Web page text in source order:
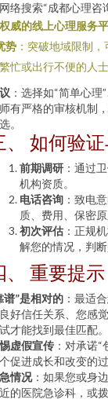
络搜索“成都心理咨
威的线上心理服务
势 ：突破地域限制
忙或出行不便的人士
：选择如“简单心
有严格的审核机制
。
、 如何验
前期调研 ：通过
机构资质。
电话咨询 ：致电
质、费用、保密
初次评估 ：正规
解您的情况，判
、 重要提示
谱”是相对的 ：最适
好信任关系、您感
才能找到最佳匹配。
虚假宣传 ：对承诺
促进成长和改变的
情况：如果您或身
的医院急诊科，或